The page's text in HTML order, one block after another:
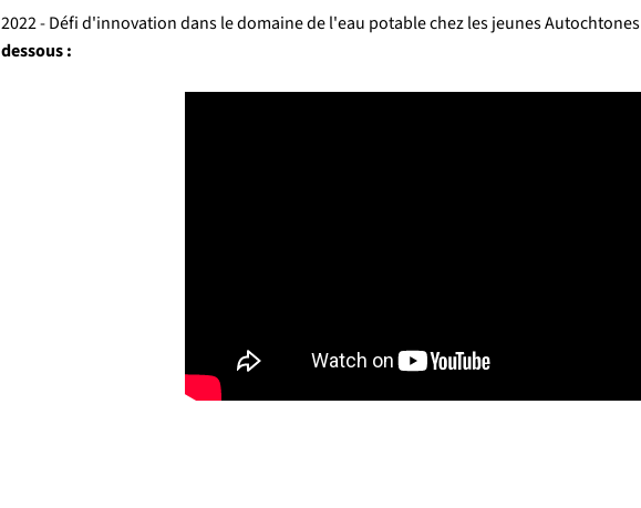
2022 - Défi d'innovation dans le domaine de l'eau potable chez les jeunes Autochtones
dessous :